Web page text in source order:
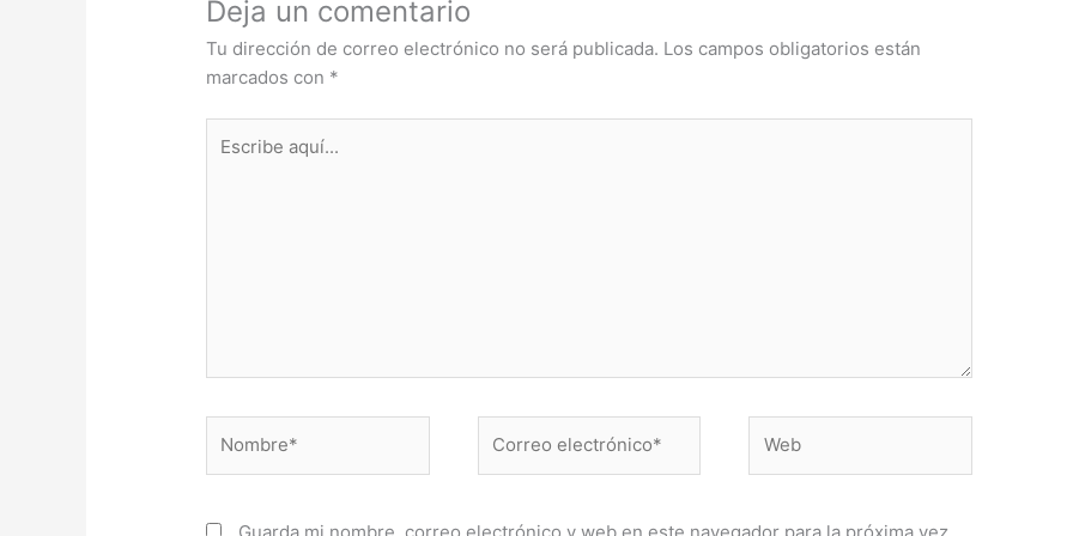
Deja un comentario
Tu dirección de correo electrónico no será publicada. Los campos obligatorios están
marcados con *
aquí...
electrónico*